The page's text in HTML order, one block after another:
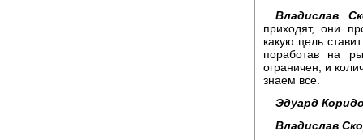
Владислав
приходят, они
какую цель
поработав на
ограничен, и
знаем все.
Эдуард
Владислав